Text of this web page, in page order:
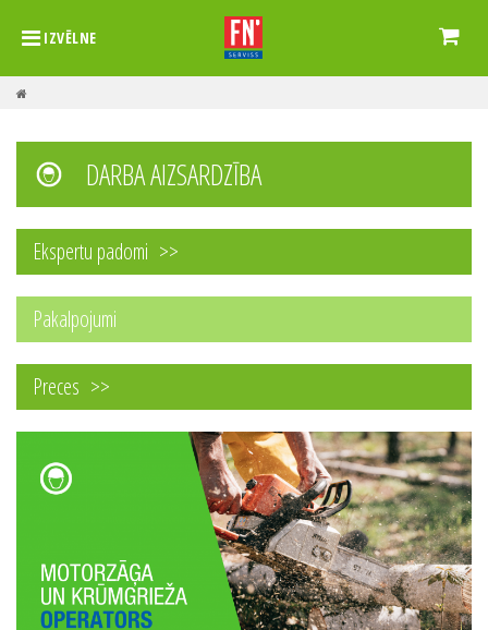
IZVĒLNE
DARBA AIZSARDZĪBA
Ekspertu padomi
Pakalpojumi
Preces